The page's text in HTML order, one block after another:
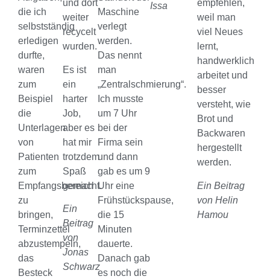
die ich
selbstständig
erledigen
durfte,
waren
zum
Beispiel
die
Unterlagen
von
Patienten
zum
Empfangsbereich
zu
bringen,
Terminzettel
abzustempeln,
das
Besteck
und dort
weiter
recycelt
wurden.
Es ist
ein
harter
Job,
aber es
hat mir
trotzdem
Spaß
gemacht.
Ein
Beitrag
von
Jonas
Schwarz
Maschine
verlegt
werden.
Das nennt
man
„Zentralschmierung“.
Ich musste
um 7 Uhr
bei der
Firma sein
und dann
gab es um 9
Uhr eine
Frühstückspause,
die 15
Minuten
dauerte.
Danach gab
es noch die
Issa
empfehlen,
weil man
viel Neues
lernt,
handwerklich
arbeitet und
besser
versteht, wie
Brot und
Backwaren
hergestellt
werden.
Ein Beitrag
von Helin
Hamou